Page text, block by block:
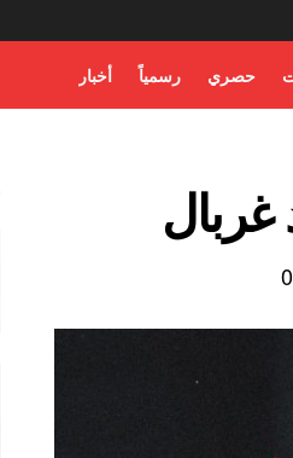
حصري رسمياً أخبار